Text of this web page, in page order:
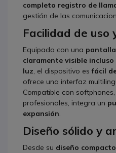
completo registro de
gestión de las
Facilidad de uso
Equipado con una
claramente visible
luz, el dispositivo esfácil
ofrece una interfaz
Compatible con
profesionales, integra un
expansión.
Diseño sólido y
Desde su diseño